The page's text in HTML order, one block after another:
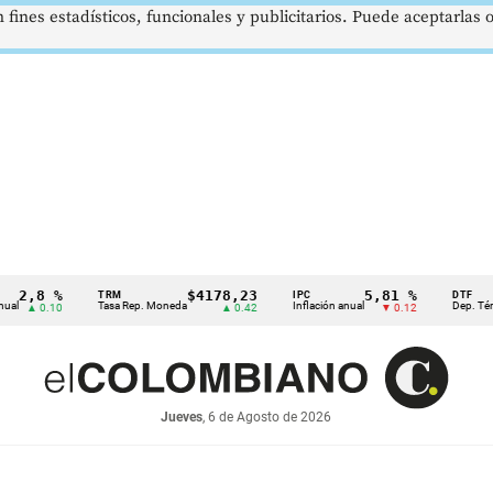
% TRM
Tasa Rep. Moneda
$4178,23
▲ 0.42 Inflación anual
5,81 %
▼ 0.12
DTF
Dep. Término
Jueves, 6 de Agosto de 2026
estadísticos, funcionales y publicitarios. Puede aceptarlas